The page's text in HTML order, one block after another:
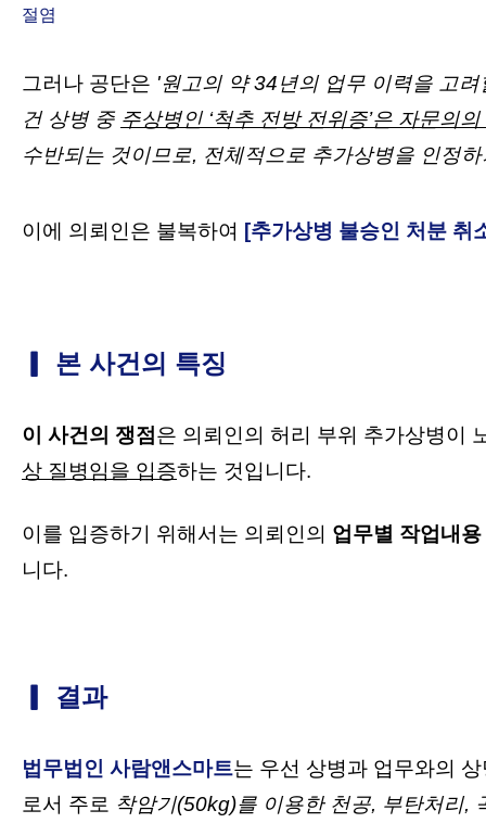
절염
그러나 공단은 '원고의 약 34년의 업무 이력을 고
건 상병 중 주상병인 ‘척추 전방 전위증’은 자문의
수반되는 것이므로, 전체적으로 추가상병을 인정
이에 의뢰인은 불복하여 [추가상병 불승인 처분 취
▎ 본 사건의 특징
이 사건의 쟁점은 의뢰인의 허리 부위 추가상병이
상 질병임을 입증하는 것입 니다.
이를 입증하기 위해서는 의뢰인의 업무별 작업내
니다.
▎ 결과
법무법인 사람앤스마트는 우선 상병과 업무와의
로서 주로 착암기(50kg)를 이용한 천공, 부탄처리,